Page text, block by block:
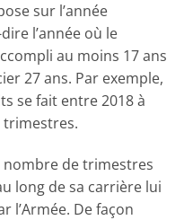
sur l’année
l’année où le
au moins 17 ans
27 ans. Par exemple,
se fait entre 2018 à
trimestres.
nombre de trimestres
long de sa carrière lui
l’Armée. De façon